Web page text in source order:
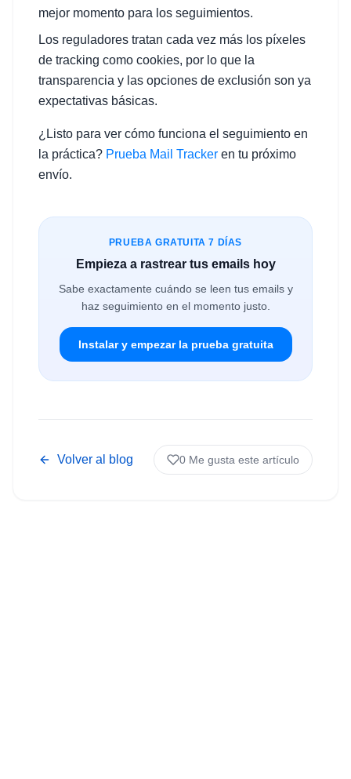
mejor momento para los seguimientos.
Los reguladores tratan cada vez más los píxeles
de tracking como cookies, por lo que la
transparencia y las opciones de exclusión son ya
expectativas básicas.
¿Listo para ver cómo funciona el seguimiento en
la práctica? Prueba Mail Tracker en tu próximo
envío.
PRUEBA GRATUITA 7 DÍAS
Empieza a rastrear tus emails hoy
Sabe exactamente cuándo se leen tus emails y
haz seguimiento en el momento justo.
Instalar y empezar la prueba gratuita
Volver al blog 0 Me gusta este artículo